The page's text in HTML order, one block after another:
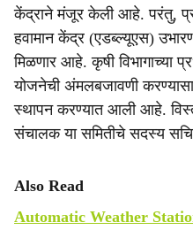
केंद्राने मंजूर केली आहे. परंतु,
हवामान केंद्र (एडब्ल्यूएस)
मिळणार आहे. कृषी विभागाच्या
योजनेची अंमलबजावणी
स्थापन करण्यात आली आहे.
संचालक या समितीचे सदस्य
Also Read
Automatic Weather Station: